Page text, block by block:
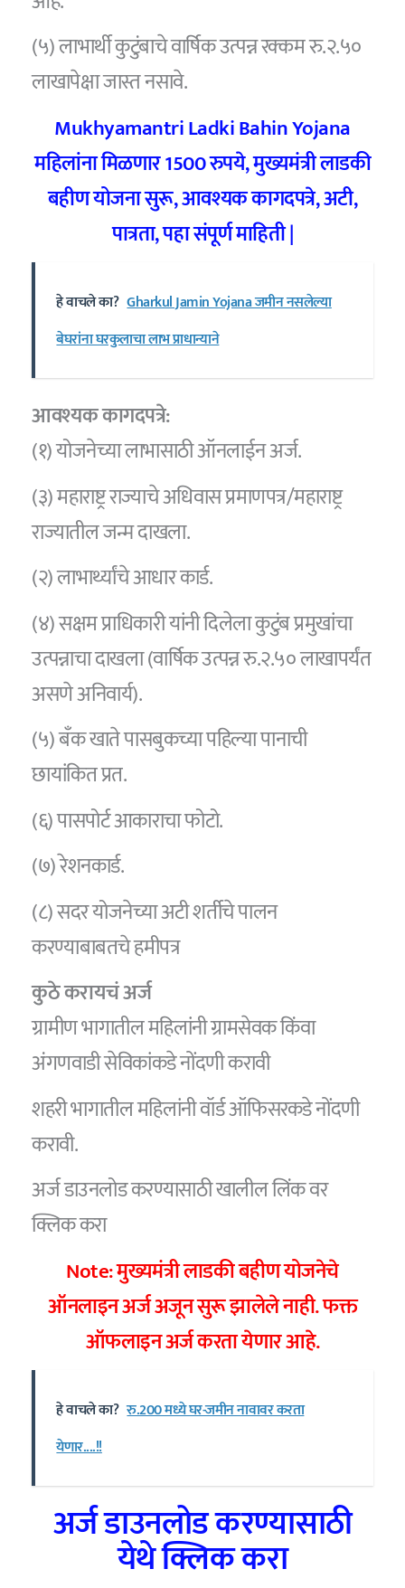
(५) लाभार्थी कुटुंबाचे वार्षिक उत्पन्न रक्कम रु.२.५०
लाखापेक्षा जास्त नसावे.
Mukhyamantri Ladki Bahin Yojana
महिलांना मिळणार 1500 रुपये, मुख्यमंत्री लाडकी
बहीण योजना सुरू, आवश्यक कागदपत्रे, अटी,
पात्रता, पहा संपूर्ण माहिती |
हे वाचले का? Gharkul Jamin Yojana जमीन नसलेल्या
बेघरांना घरकुलाचा लाभ प्राधान्याने
आवश्यक कागदपत्रे:
(१) योजनेच्या लाभासाठी ऑनलाईन अर्ज.
(३) महाराष्ट्र राज्याचे अधिवास प्रमाणपत्र/महाराष्ट्र
राज्यातील जन्म दाखला.
(२) लाभार्थ्यांचे आधार कार्ड.
(४) सक्षम प्राधिकारी यांनी दिलेला कुटुंब प्रमुखांचा
उत्पन्नाचा दाखला (वार्षिक उत्पन्न रु.२.५० लाखापर्यंत
असणे अनिवार्य).
(५) बँक खाते पासबुकच्या पहिल्या पानाची
छायांकित प्रत.
(६) पासपोर्ट आकाराचा फोटो.
(७) रेशनकार्ड.
(८) सदर योजनेच्या अटी शर्तीचे पालन
करण्याबाबतचे हमीपत्र
कुठे करायचं अर्ज
ग्रामीण भागातील महिलांनी ग्रामसेवक किंवा
अंगणवाडी सेविकांकडे नोंदणी करावी
शहरी भागातील महिलांनी वॉर्ड ऑफिसरकडे नोंदणी
करावी.
अर्ज डाउनलोड करण्यासाठी खालील लिंक वर
क्लिक करा
Note: मुख्यमंत्री लाडकी बहीण योजनेचे
ऑनलाइन अर्ज अजून सुरू झालेले नाही. फक्त
ऑफलाइन अर्ज करता येणार आहे.
हे वाचले का? रु.200 मध्ये घर-जमीन नावावर करता
येणार....!!
अर्ज डाउनलोड करण्यासाठी
येथे क्लिक करा